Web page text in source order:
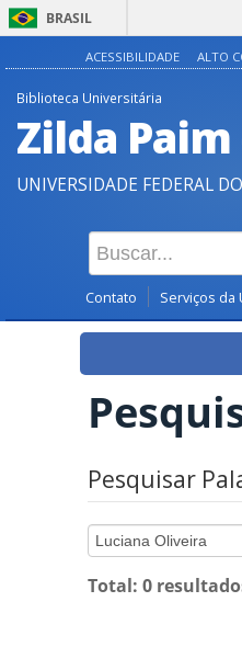
BRASIL
ACESSIBILIDADE ALTO
Biblioteca Universitária
Zilda
UNIVERSIDADE FEDERAL
Contato Serviços da
Pesquisar
Total: 0